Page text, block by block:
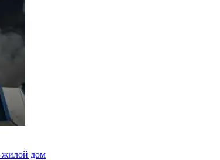
жилой дом